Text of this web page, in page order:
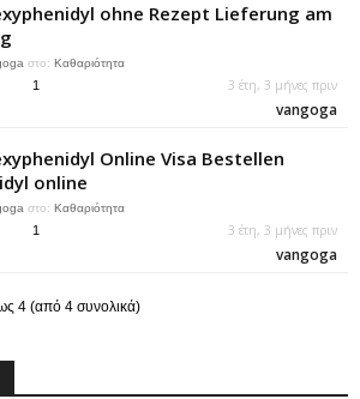
ohne Rezept Lieferung am
στο: Καθαριότητα
1 3 έτη, 3 μήνες πριν
vangoga
Online Visa Bestellen
online
στο: Καθαριότητα
1 3 έτη, 3 μήνες πριν
vangoga
4 (από 4 συνολικά)